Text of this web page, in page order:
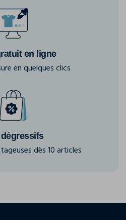
en ligne
en quelques clics
dès 10 articles